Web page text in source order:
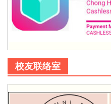
校友联络室